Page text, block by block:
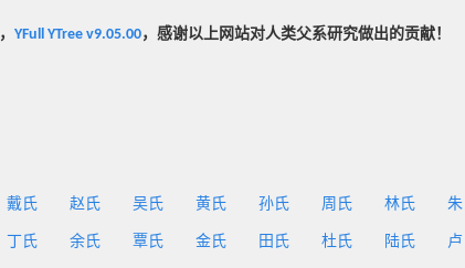
， YFull YTree v9.05.00，感谢以上网站对人类父系研究做出的贡献！
戴氏 赵氏 吴氏 黄氏 孙氏 周氏 林氏
丁氏 余氏 覃氏 金氏 田氏 杜氏 陆氏